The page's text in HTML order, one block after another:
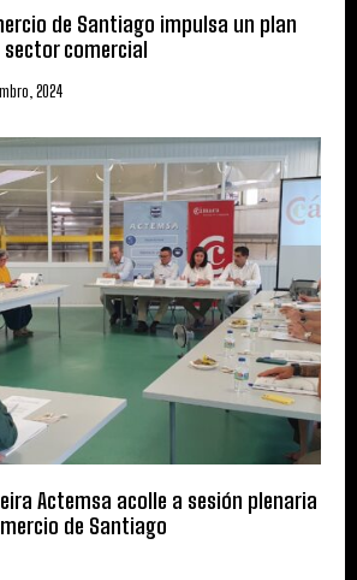
de Santiago impulsa un plan
comercial
2024
Actemsa acolle a sesión plenaria
de Santiago